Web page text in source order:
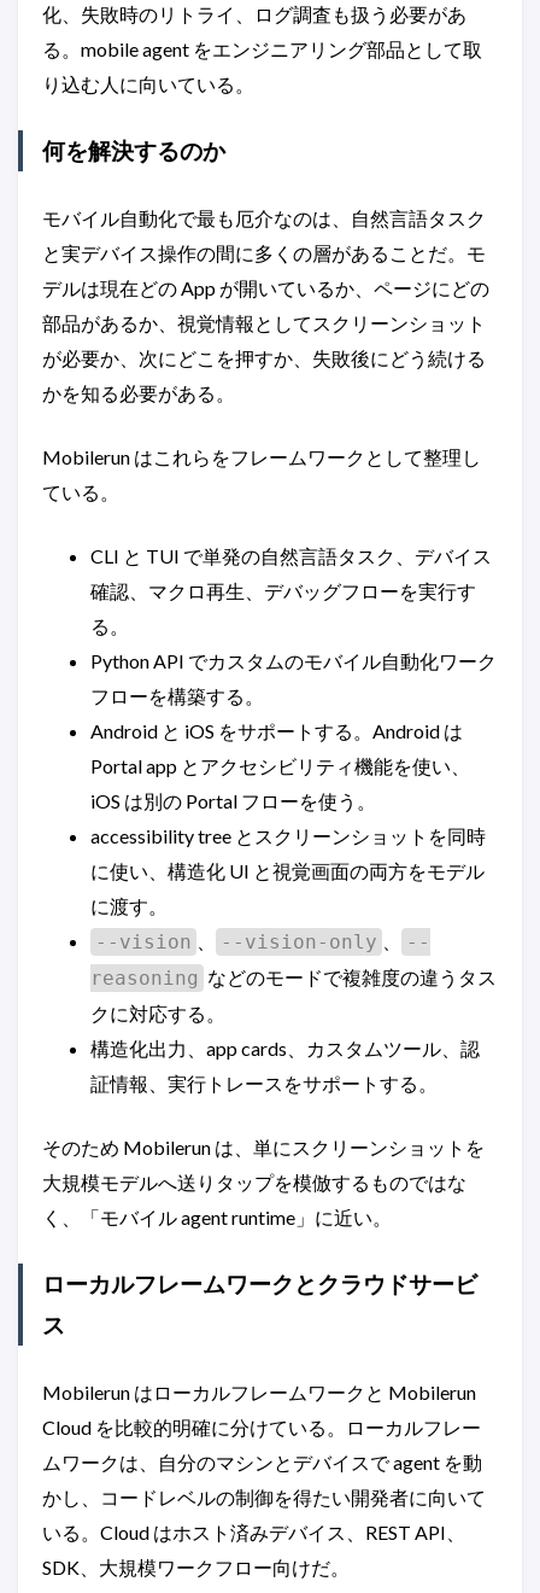
化、失敗時のリトライ、ログ調査も扱う必要があ
る。mobile agent をエンジニアリング部品として取
り込む人に向いている。
何を解決するのか
モバイル自動化で最も厄介なのは、自然言語タスク
と実デバイス操作の間に多くの層があることだ。モ
デルは現在どの App が開いているか、ページにどの
部品があるか、視覚情報としてスクリーンショット
が必要か、次にどこを押すか、失敗後にどう続ける
かを知る必要がある。
Mobilerun はこれらをフレームワークとして整理し
ている。
CLI と TUI で単発の自然言語タスク、デバイス
確認、マクロ再生、デバッグフローを実行す
る。
Python API でカスタムのモバイル自動化ワーク
フローを構築する。
Android と iOS をサポートする。Android は
Portal app とアクセシビリティ機能を使い、
iOS は別の Portal フローを使う。
accessibility tree とスクリーンショットを同時
に使い、構造化 UI と視覚画面の両方をモデル
に渡す。
--vision
--vision-only
--
reasoning などのモードで複雑度の違うタス
クに対応する。
構造化出力、app cards、カスタムツール、認
証情報、実行トレースをサポートする。
そのため Mobilerun は、単にスクリーンショットを
大規模モデルへ送りタップを模倣するものではな
く、「モバイル agent runtime」に近い。
ローカルフレームワークとクラウドサービ
ス
Mobilerun はローカルフレームワークと Mobilerun
Cloud を比較的明確に分けている。ローカルフレー
ムワークは、自分のマシンとデバイスで agent を動
かし、コードレベルの制御を得たい開発者に向いて
いる。Cloud はホスト済みデバイス、REST API、
SDK、大規模ワークフロー向けだ。